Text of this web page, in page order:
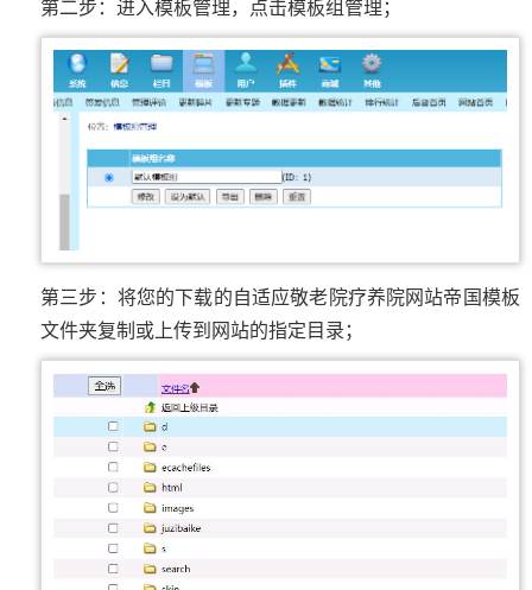
第二步：进入模板管理，点击模板组管理；
第三步：将您的下载的自适应敬老院疗养院网站帝国模板
文件夹复制或上传到网站的指定目录；